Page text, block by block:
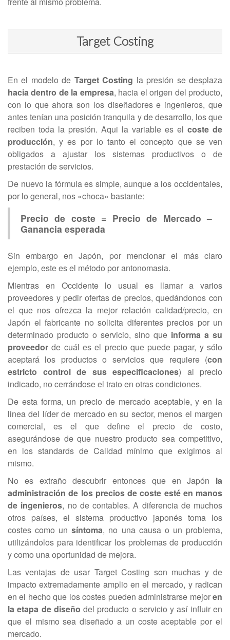
Target Costing
En el modelo de Target Costing la presión se desplaza
hacia dentro de la empresa, hacia el origen del producto,
con lo que ahora son los diseñadores e ingenieros, que
antes tenían una posición tranquila y de desarrollo, los que
reciben toda la presión. Aqui la variable es el coste de
producción, y es por lo tanto el concepto que se ven
obligados a ajustar los sistemas productivos o de
prestación de servicios.
De nuevo la fórmula es simple, aunque a los occidentales,
por lo general, nos «choca» bastante:
Precio de coste = Precio de Mercado –
Ganancia esperada
Sin embargo en Japón, por mencionar el más claro
ejemplo, este es el método por antonomasia.
Mientras en Occidente lo usual es llamar a varios
proveedores y pedir ofertas de precios, quedándonos con
el que nos ofrezca la mejor relación calidad/precio, en
Japón el fabricante no solicita diferentes precios por un
determinado producto o servicio, sino que informa a su
proveedor de cuál es el precio que puede pagar, y sólo
aceptará los productos o servicios que requiere (con
estricto control de sus especificaciones) al precio
indicado, no cerrándose el trato en otras condiciones.
De esta forma, un precio de mercado aceptable, y en la
linea del líder de mercado en su sector, menos el margen
comercial, es el que define el precio de costo,
asegurándose de que nuestro producto sea competitivo,
en los standards de Calidad mínimo que exigimos al
mismo.
No es extraño descubrir entonces que en Japón la
administración de los precios de coste esté en manos
de ingenieros, no de contables. A diferencia de muchos
otros países, el sistema productivo japonés toma los
costes como unsíntoma, no una causa o un problema,
utilizándolos para identificar los problemas de producción
y como una oportunidad de mejora.
Las ventajas de usar Target Costing son muchas y de
impacto extremadamente amplio en el mercado, y radican
en el hecho que los costes pueden administrarse mejoren
la etapa de diseño del producto o servicio y así influir en
que el mismo sea diseñado a un coste aceptable por el
mercado.